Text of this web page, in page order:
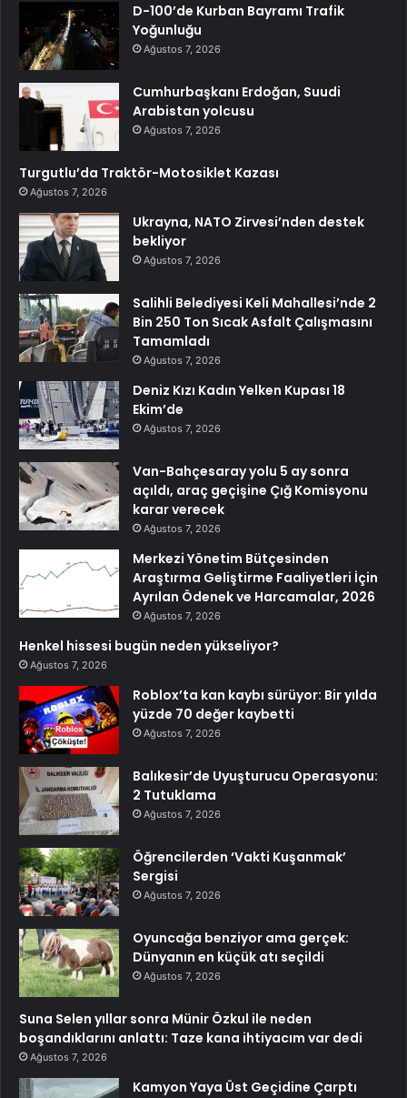
D-100’de Kurban Bayramı Trafik
Yoğunluğu
Ağustos 7, 2026
Cumhurbaşkanı Erdoğan, Suudi
Arabistan yolcusu
Ağustos 7, 2026
Turgutlu’da Traktör-Motosiklet Kazası
Ağustos 7, 2026
Ukrayna, NATO Zirvesi’nden destek
bekliyor
Ağustos 7, 2026
Salihli Belediyesi Keli Mahallesi’nde 2
Bin 250 Ton Sıcak Asfalt Çalışmasını
Tamamladı
Ağustos 7, 2026
Deniz Kızı Kadın Yelken Kupası 18
Ekim’de
Ağustos 7, 2026
Van-Bahçesaray yolu 5 ay sonra
açıldı, araç geçişine Çığ Komisyonu
karar verecek
Ağustos 7, 2026
Merkezi Yönetim Bütçesinden
Araştırma Geliştirme Faaliyetleri İçin
Ayrılan Ödenek ve Harcamalar, 2026
Ağustos 7, 2026
Henkel hissesi bugün neden yükseliyor?
Ağustos 7, 2026
Roblox’ta kan kaybı sürüyor: Bir yılda
yüzde 70 değer kaybetti
Ağustos 7, 2026
Balıkesir’de Uyuşturucu Operasyonu:
2 Tutuklama
Ağustos 7, 2026
Öğrencilerden ‘Vakti Kuşanmak’
Sergisi
Ağustos 7, 2026
Oyuncağa benziyor ama gerçek:
Dünyanın en küçük atı seçildi
Ağustos 7, 2026
Suna Selen yıllar sonra Münir Özkul ile neden
boşandıklarını anlattı: Taze kana ihtiyacım var dedi
Ağustos 7, 2026
Kamyon Yaya Üst Geçidine Çarptı